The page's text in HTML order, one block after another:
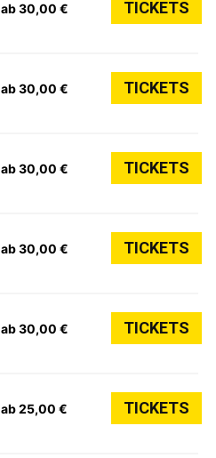
ab 30,00 € TICKETS
ab 30,00 € TICKETS
ab 30,00 € TICKETS
ab 30,00 € TICKETS
ab 30,00 € TICKETS
ab 25,00 € TICKETS